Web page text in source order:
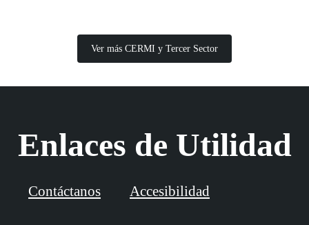
Ver más CERMI y Tercer Sector
Enlaces de Utilidad
Contáctanos Accesibilidad